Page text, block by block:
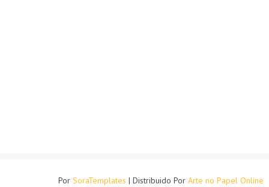
Por SoraTemplates | Distribuido Por Arte no Papel Online